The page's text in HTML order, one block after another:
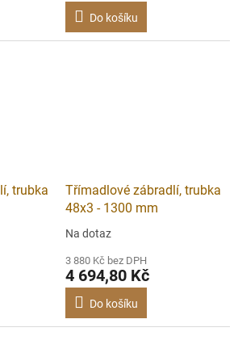
Do košíku
trubka
Třímadlové zábradlí, trubka
48x3 - 1300 mm
Na dotaz
3 880 Kč bez DPH
4 694,80 Kč
Do košíku